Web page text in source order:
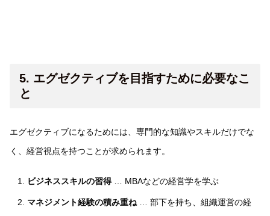
5. エグゼクティブを目指すために必要なこ
と
エグゼクティブになるためには、専門的な知識やスキルだけでな
く、経営視点を持つことが求められます。
ビジネススキルの習得… MBAなどの経営学を学ぶ
マネジメント経験の積み重ね… 部下を持ち、組織運営の経